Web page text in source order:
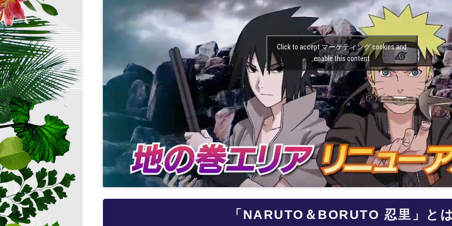
Click to accept マーケティング cookies and
enable this content
「NARUTO＆BORUTO 忍里」と